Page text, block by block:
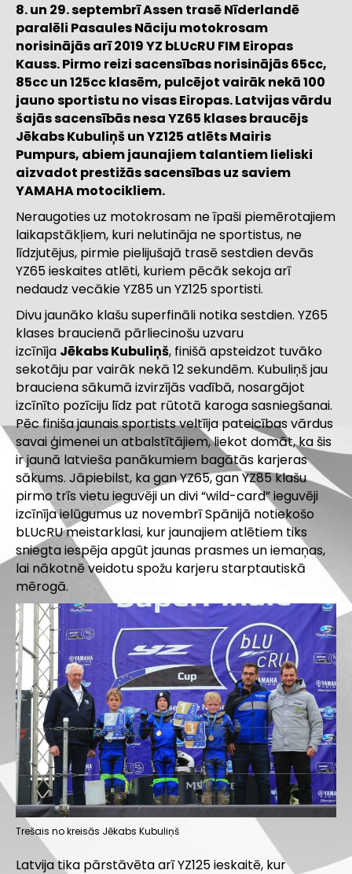
8. un 29. septembrī Assen trasē Nīderlandē
paralēli Pasaules Nāciju motokrosam
norisinājās arī 2019 YZ bLUcRU FIM Eiropas
Kauss. Pirmo reizi sacensības norisinājās 65cc,
85cc un 125cc klasēm, pulcējot vairāk nekā 100
jauno sportistu no visas Eiropas. Latvijas vārdu
šajās sacensībās nesa YZ65 klases braucējs
Jēkabs Kubuliņš un YZ125 atlēts Mairis
Pumpurs, abiem jaunajiem talantiem lieliski
aizvadot prestižās sacensības uz saviem
YAMAHA motocikliem.
Neraugoties uz motokrosam ne īpaši piemērotajiem
laikapstākļiem, kuri nelutināja ne sportistus, ne
līdzjutējus, pirmie pielijušajā trasē sestdien devās
YZ65 ieskaites atlēti, kuriem pēcāk sekoja arī
nedaudz vecākie YZ85 un YZ125 sportisti.
Divu jaunāko klašu superfināli notika sestdien. YZ65
klases braucienā pārliecinošu uzvaru
izcīnīja Jēkabs Kubuliņš, finišā apsteidzot tuvāko
sekotāju par vairāk nekā 12 sekundēm. Kubuliņš jau
brauciena sākumā izvirzījās vadībā, nosargājot
izcīnīto pozīciju līdz pat rūtotā karoga sasniegšanai.
Pēc finiša jaunais sportists veltīija pateicības vārdus
savai ģimenei un atbalstītājiem, liekot domāt, ka šis
ir jaunā latvieša panākumiem bagātās karjeras
sākums. Jāpiebilst, ka gan YZ65, gan YZ85 klašu
pirmo trīs vietu ieguvēji un divi “wild-card” ieguvēji
izcīnīja ielūgumus uz novembrī Spānijā notiekošo
bLUcRU meistarklasi, kur jaunajiem atlētiem tiks
sniegta iespēja apgūt jaunas prasmes un iemaņas,
lai nākotnē veidotu spožu karjeru starptautiskā
mērogā.
Trešais no kreisās Jēkabs Kubuliņš
Latvija tika pārstāvēta arī YZ125 ieskaitē, kur